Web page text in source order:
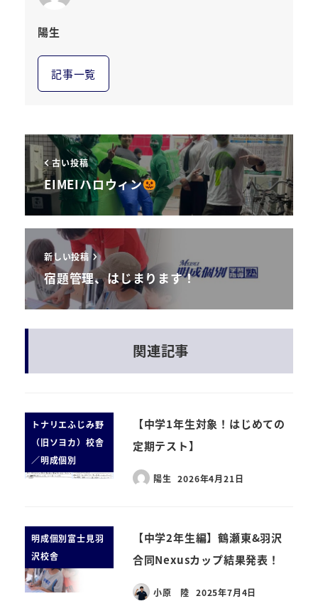
陽生
記事一覧
古い投稿
EIMEIハロウィン
新しい投稿
宿題管理、はじまります！
関連記事
トナリエふじみ野
（旧ソヨカ）校舎
／明成個別
【中学1年生対象！はじめての
定期テスト】
陽生 2026年4月21日
明成個別富士見羽
沢校舎
【中学2年生編】鶴瀬東&羽沢
合同Nexusカップ結果発表！
小原 陸 2025年7月4日